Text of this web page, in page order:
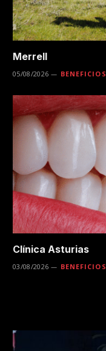
Merrell
05/08/2026 BENEFICIOS
Clínica Asturias
03/08/2026 BENEFICIOS